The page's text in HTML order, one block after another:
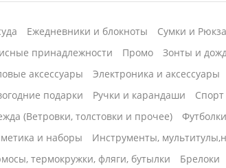
Ежедневники и блокноты Сумки и
принадлежности
Промо
Зонты и
аксессуары
Электроника и аксессуары
подарки
Ручки и карандаши
(Ветровки, толстовки и прочее)
и наборы
Инструменты,
термокружки, фляги, бутылки
Брелоки